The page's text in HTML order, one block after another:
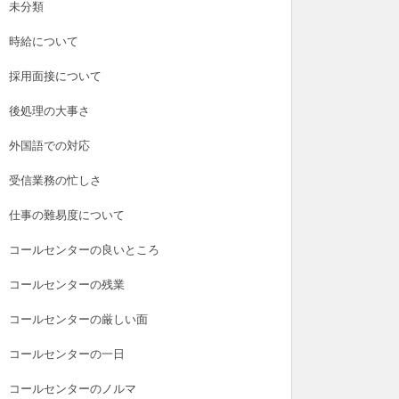
未分類
時給について
採用面接について
後処理の大事さ
外国語での対応
受信業務の忙しさ
仕事の難易度について
コールセンターの良いところ
コールセンターの残業
コールセンターの厳しい面
コールセンターの一日
コールセンターのノルマ